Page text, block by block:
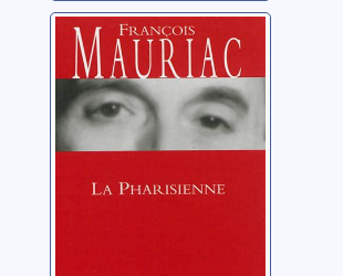
La pharisienne:
roman
Mauriac, François